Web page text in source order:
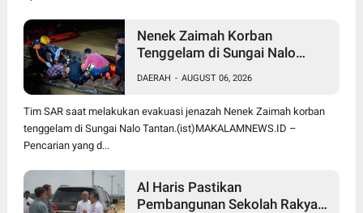
Nenek Zaimah Korban
Tenggelam di Sungai Nalo
Dunia 3 Km dari Lokasi Awal
DAERAH - AUGUST 06, 2026
Tim SAR saat melakukan evakuasi jenazah Nenek Zaimah korban
tenggelam di Sungai Nalo Tantan.(ist)MAKALAMNEWS.ID –
Pencarian yang d...
Al Haris Pastikan
Pembangunan Sekolah Rakyat